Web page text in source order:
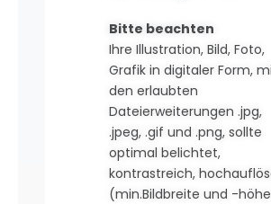
Bitte beachten
Ihre Illustration, Bild, Foto,
Grafik in digitaler Form,
den erlaubten
Dateierweiterungen .jpg,
.jpeg, .gif und .png, sollte
optimal belichtet,
kontrastreich,
(min.Bildbreite und -höhe